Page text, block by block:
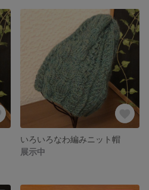
いろいろなわ編みニット帽
展示中